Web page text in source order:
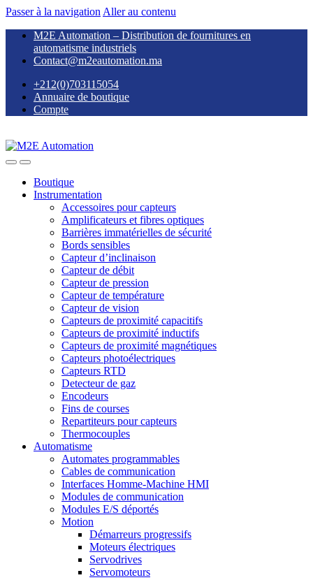
Passer à la navigation Aller au contenu
M2E Automation – Distribution de fournitures en
automatisme industriels
Contact@m2eautomation.ma
+212(0)703115054
Annuaire de boutique
Compte
Boutique
Instrumentation
Accessoires pour capteurs
Amplificateurs et fibres optiques
Barrières immatérielles de sécurité
Bords sensibles
Capteur d’inclinaison
Capteur de débit
Capteur de pression
Capteur de température
Capteur de vision
Capteurs de proximité capacitifs
Capteurs de proximité inductifs
Capteurs de proximité magnétiques
Capteurs photoélectriques
Capteurs RTD
Detecteur de gaz
Encodeurs
Fins de courses
Repartiteurs pour capteurs
Thermocouples
Automatisme
Automates programmables
Cables de communication
Interfaces Homme-Machine HMI
Modules de communication
Modules E/S déportés
Motion
Démarreurs progressifs
Moteurs électriques
Servodrives
Servomoteurs